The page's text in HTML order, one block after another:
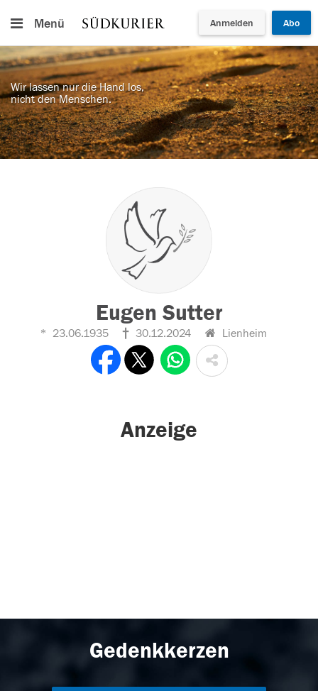
Menü Anmelden Abo
Wir lassen nur die Hand los,
nicht den Menschen.
Eugen Sutter
23.06.1935 30.12.2024 Lienheim
Anzeige
Gedenkkerzen